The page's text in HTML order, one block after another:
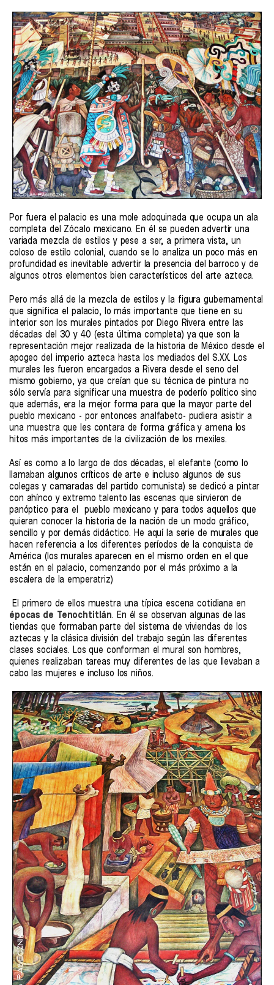
Por fuera el palacio es una mole adoquinada que ocupa un ala
completa del Zócalo mexicano. En él se pueden advertir una
variada mezcla de estilos y pese a ser, a primera vista, un
coloso de estilo colonial, cuando se lo analiza un poco más en
profundidad es inevitable advertir la presencia del barroco y de
algunos otros elementos bien característicos del arte azteca.
Pero más allá de la mezcla de estilos y la figura gubernamental
que significa el palacio, lo más importante que tiene en su
interior son los murales pintados por Diego Rivera entre las
décadas del 30 y 40 (esta última completa) ya que son la
representación mejor realizada de la historia de México desde el
apogeo del imperio azteca hasta los mediados del S.XX. Los
murales les fueron encargados a Rivera desde el seno del
mismo gobierno, ya que creían que su técnica de pintura no
sólo servía para significar una muestra de poderío político sino
que además, era la mejor forma para que la mayor parte del
pueblo mexicano - por entonces analfabeto- pudiera asistir a
una muestra que les contara de forma gráfica y amena los
hitos más importantes de la civilización de los mexiles.
Así es como a lo largo de dos décadas, el elefante (como lo
llamaban algunos críticos de arte e incluso algunos de sus
colegas y camaradas del partido comunista) se dedicó a pintar
con ahínco y extremo talento las escenas que sirvieron de
panóptico para el pueblo mexicano y para todos aquellos que
quieran conocer la historia de la nación de un modo gráfico,
sencillo y por demás didáctico. He aquí la serie de murales que
hacen referencia a los diferentes períodos de la conquista de
América (los murales aparecen en el mismo orden en el que
están en el palacio, comenzando por el más próximo a la
escalera de la emperatriz)
El primero de ellos muestra una típica escena cotidiana en
épocas de Tenochtitlán. En él se observan algunas de las
tiendas que formaban parte del sistema de viviendas de los
aztecas y la clásica división del trabajo según las diferentes
clases sociales. Los que conforman el mural son hombres,
quienes realizaban tareas muy diferentes de las que llevaban a
cabo las mujeres e incluso los niños.